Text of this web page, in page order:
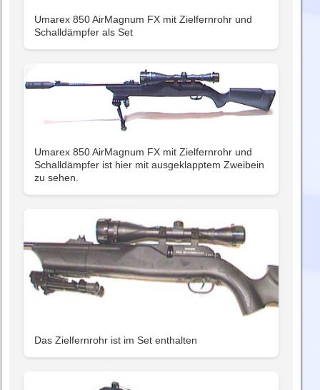
Umarex 850 AirMagnum FX mit Zielfernrohr und
Schalldämpfer als Set
Umarex 850 AirMagnum FX mit Zielfernrohr und
Schalldämpfer ist hier mit ausgeklapptem Zweibein
zu sehen.
Das Zielfernrohr ist im Set enthalten